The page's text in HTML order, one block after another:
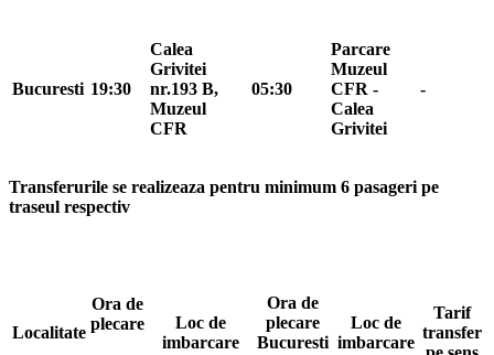
Bucuresti 19:30
Calea
Grivitei
nr.193 B,
Muzeul
CFR
05:30
Parcare
Muzeul
CFR -
Calea
Grivitei
-
Transferurile se realizeaza pentru minimum 6 pasageri pe
traseul respectiv
Localitate
Ora de
plecare
Loc de
imbarcare
Ora de
plecare
Bucuresti
Loc de
imbarcare
Tarif
transfer